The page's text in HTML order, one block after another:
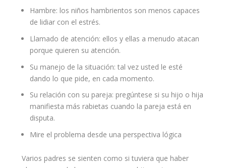
Hambre: los niños hambrientos son menos capaces
de lidiar con el estrés.
Llamado de atención: ellos y ellas a menudo atacan
porque quieren su atención.
Su manejo de la situación: tal vez usted le esté
dando lo que pide, en cada momento.
Su relación con su pareja: pregúntese si su hijo o hija
manifiesta más rabietas cuando la pareja está en
disputa.
Mire el problema desde una perspectiva lógica
Varios padres se sienten como si tuviera que haber